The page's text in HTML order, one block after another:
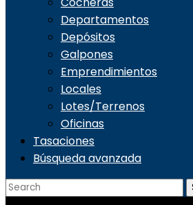
Departamentos
Depósitos
Galpones
Emprendimientos
Locales
Lotes/Terrenos
Oficinas
Tasaciones
Búsqueda avanzada